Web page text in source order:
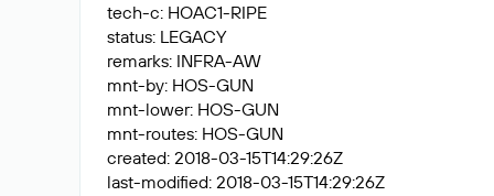
tech-c: HOAC1-RIPE
status: LEGACY
remarks: INFRA-AW
mnt-by: HOS-GUN
mnt-lower: HOS-GUN
mnt-routes: HOS-GUN
created: 2018-03-15T14:29:26Z
last-modified: 2018-03-15T14:29:26Z